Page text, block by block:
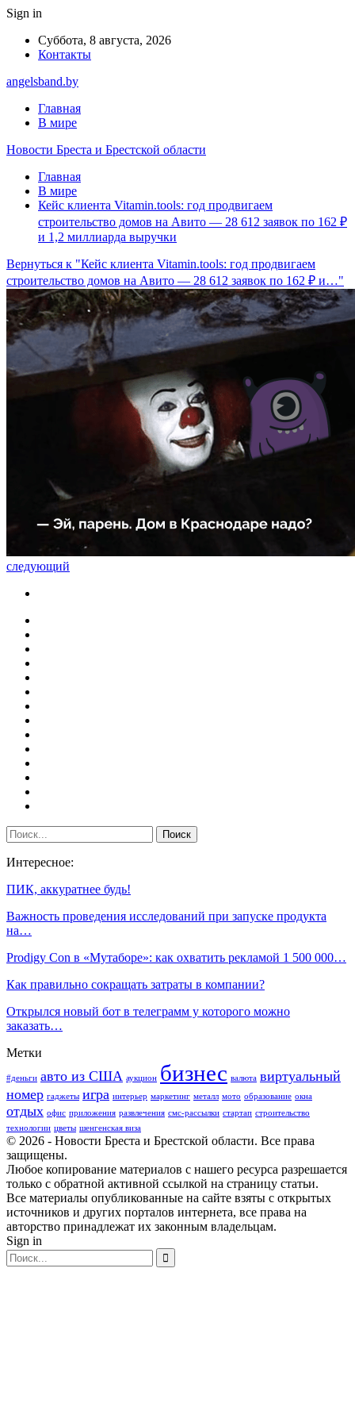
Sign in
Суббота, 8 августа, 2026
Контакты
angelsband.by
Главная
В мире
Новости Бреста и Брестской области
Главная
В мире
Кейс клиента Vitamin.tools: год продвигаем
строительство домов на Авито — 28 612 заявок по 162 ₽
и 1,2 миллиарда выручки
Вернуться к "Кейс клиента Vitamin.tools: год продвигаем
строительство домов на Авито — 28 612 заявок по 162 ₽ и…"
следующий
Интересное:
ПИК, аккуратнее будь!
Важность проведения исследований при запуске продукта
на…
Prodigy Con в «Мутаборе»: как охватить рекламой 1 500 000…
Как правильно сокращать затраты в компании?
Открылся новый бот в телеграмм у которого можно
заказать…
Метки
#деньги авто из США аукцион бизнес валюта виртуальный
номер гаджеты игра интерьер маркетинг металл мото образование окна
отдых офис приложения развлечения смс-рассылки стартап строительство
технологии цветы шенгенская виза
© 2026 - Новости Бреста и Брестской области. Все права
защищены.
Любое копирование материалов с нашего ресурса разрешается
только с обратной активной ссылкой на страницу статьи.
Все материалы опубликованные на сайте взяты с открытых
источников и других порталов интернета, все права на
авторство принадлежат их законным владельцам.
Sign in